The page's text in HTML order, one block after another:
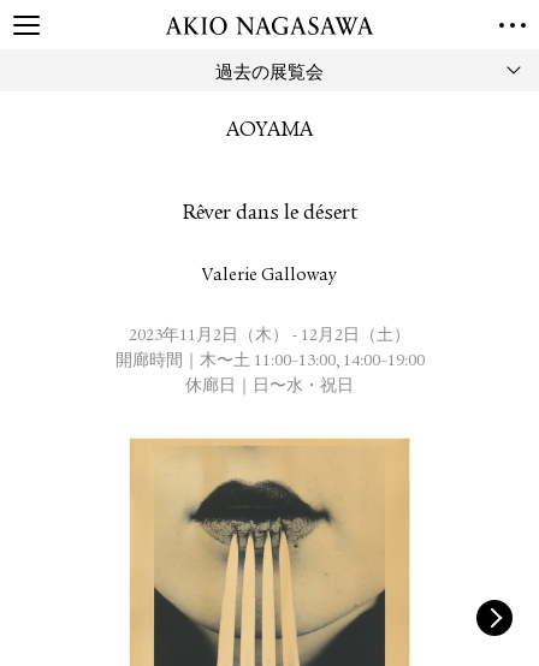
過去の展覧会
AOYAMA
Rêver dans le désert
Valerie Galloway
2023年11月2日（木） - 12月2日（土）
開廊時間｜木〜土 11:00–13:00, 14:00–19:00
休廊日｜日〜水・祝日
PUBLISHING
ABOUT
ABOUT US LOCATIONS
PUBLISHING
TWITTER